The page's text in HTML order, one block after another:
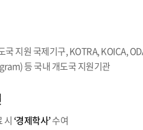
지원 국제기구, KOTRA, KOICA,
등 국내 개도국 지원기관
시 ‘경제학사’수여